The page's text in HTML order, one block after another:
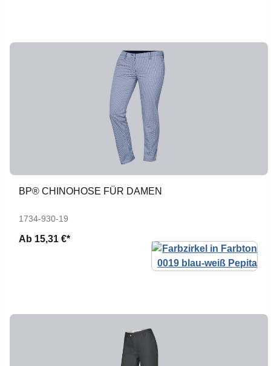
BP® CHINOHOSE FÜR DAMEN
1734-930-19
Ab 15,31 €*